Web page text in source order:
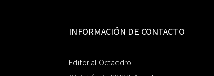
INFORMACIÓN DE CONTACTO
Editorial Octaedro